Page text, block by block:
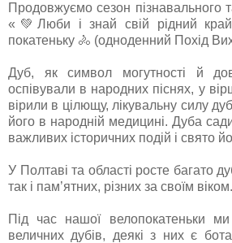
Продовжуємо сезон пізнавального
«💚Люби і знай свій рідний
покатеньку 🚴 (одноденний Похід
Дуб, як символ могутності й
оспівували в народних піснях, у
вірили в цілющу, лікувальну силу
його в народній медицині. Дуба
важливих історичних подій і свято
У Полтаві та області росте багато
так і пам’ятних, різних за своїм віком.
Під час нашої велопокатеньки
величних дубів, деякі з них є